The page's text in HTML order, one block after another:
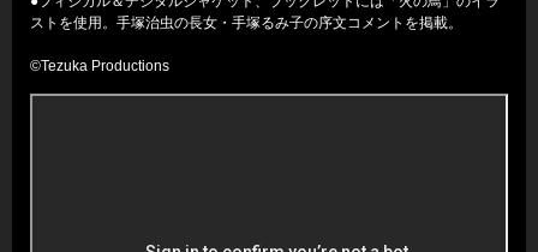
ストを使用。手塚治虫の長女・手塚るみ子の序文コメントを掲載。
©Tezuka Productions